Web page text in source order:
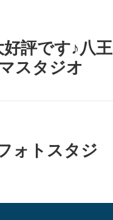
評です♪八王
スタジオ
ォトスタジ